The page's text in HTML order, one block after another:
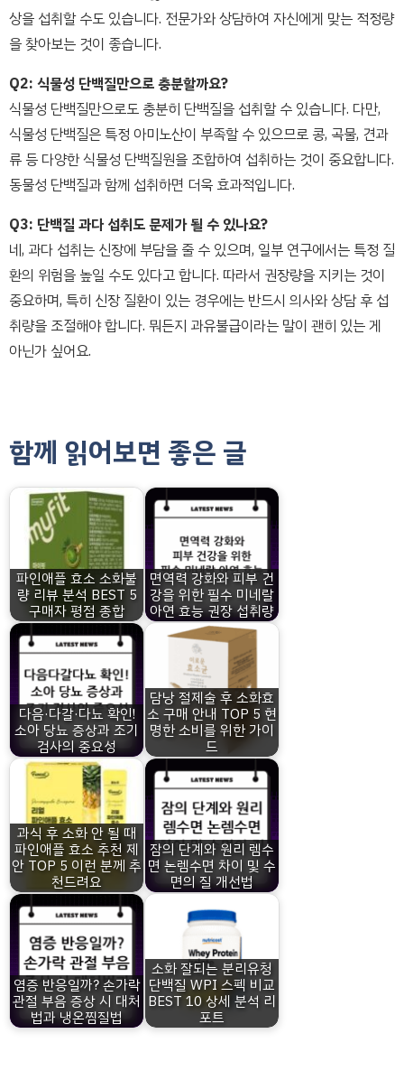
상을 섭취할 수도 있습니다. 전문가와 상담하여 자신에게 맞는 적정량
을 찾아보는 것이 좋습니다.
Q2: 식물성 단백질만으로 충분할까요?
식물성 단백질만으로도 충분히 단백질을 섭취할 수 있습니다. 다만,
식물성 단백질은 특정 아미노산이 부족할 수 있으므로 콩, 곡물, 견과
류 등 다양한 식물성 단백질원을 조합하여 섭취하는 것이 중요합니다.
동물성 단백질과 함께 섭취하면 더욱 효과적입니다.
Q3: 단백질 과다 섭취도 문제가 될 수 있나요?
네, 과다 섭취는 신장에 부담을 줄 수 있으며, 일부 연구에서는 특정 질
환의 위험을 높일 수도 있다고 합니다. 따라서 권장량을 지키는 것이
중요하며, 특히 신장 질환이 있는 경우에는 반드시 의사와 상담 후 섭
취량을 조절해야 합니다. 뭐든지 과유불급이라는 말이 괜히 있는 게
아닌가 싶어요.
함께 읽어보면 좋은 글
파인애플 효소 소화불
량 리뷰 분석 BEST 5
구매자 평점 종합
면역력 강화와 피부 건
강을 위한 필수 미네랄
아연 효능 권장 섭취량
다음·다갈·다뇨 확인!
소아 당뇨 증상과 조기
검사의 중요성
담낭 절제술 후 소화효
소 구매 안내 TOP 5 현
명한 소비를 위한 가이
드
과식 후 소화 안 될 때
파인애플 효소 추천 제
안 TOP 5 이런 분께 추
천드려요
잠의 단계와 원리 렘수
면 논렘수면 차이 및 수
면의 질 개선법
염증 반응일까? 손가락
관절 부음 증상 시 대처
법과 냉온찜질법
소화 잘되는 분리유청
단백질 WPI 스펙 비교
BEST 10 상세 분석 리
포트